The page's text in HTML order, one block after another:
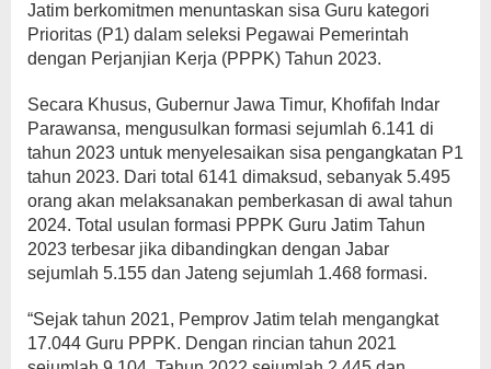
Jatim berkomitmen menuntaskan sisa Guru kategori
Prioritas (P1) dalam seleksi Pegawai Pemerintah
dengan Perjanjian Kerja (PPPK) Tahun 2023.
Secara Khusus, Gubernur Jawa Timur, Khofifah Indar
Parawansa, mengusulkan formasi sejumlah 6.141 di
tahun 2023 untuk menyelesaikan sisa pengangkatan P1
tahun 2023. Dari total 6141 dimaksud, sebanyak 5.495
orang akan melaksanakan pemberkasan di awal tahun
2024. Total usulan formasi PPPK Guru Jatim Tahun
2023 terbesar jika dibandingkan dengan Jabar
sejumlah 5.155 dan Jateng sejumlah 1.468 formasi.
“Sejak tahun 2021, Pemprov Jatim telah mengangkat
17.044 Guru PPPK. Dengan rincian tahun 2021